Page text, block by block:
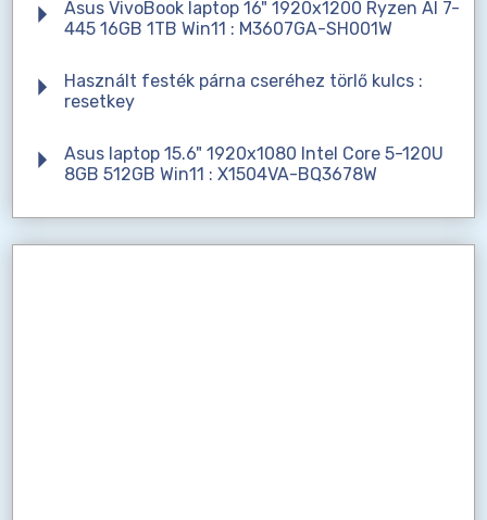
Asus VivoBook laptop 16" 1920x1200 Ryzen AI 7-
445 16GB 1TB Win11 : M3607GA-SH001W
Használt festék párna cseréhez törlő kulcs :
resetkey
Asus laptop 15.6" 1920x1080 Intel Core 5-120U
8GB 512GB Win11 : X1504VA-BQ3678W